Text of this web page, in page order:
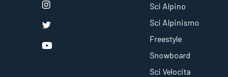
Sci Alpino
Sci Alpinismo
Freestyle
Snowboard
Sci Velocita